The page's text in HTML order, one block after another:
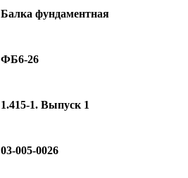
Балка фундаментная
ФБ6-26
1.415-1. Выпуск 1
03-005-0026